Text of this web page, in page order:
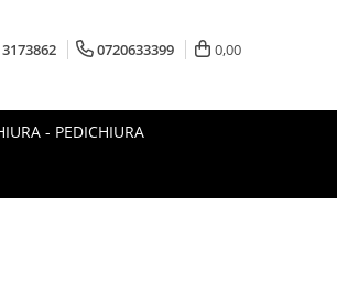
0720633399 0,00
- PEDICHIURA